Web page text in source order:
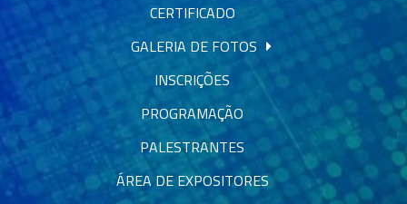
CERTIFICADO
GALERIA DE FOTOS
INSCRIÇÕES
PROGRAMAÇÃO
PALESTRANTES
ÁREA DE EXPOSITORES